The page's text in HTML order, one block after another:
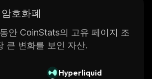
호화폐
안 CoinStats의 고유 페이지 조
큰 변화를 보인 자산.
Hyperliquid